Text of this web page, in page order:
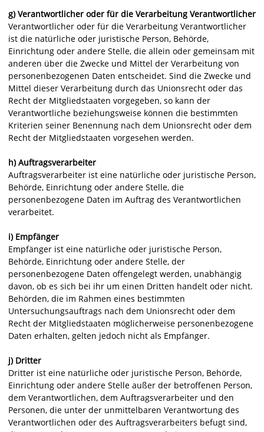
g) Verantwortlicher oder für die Verarbeitung Verantwortlicher
Verantwortlicher oder für die Verarbeitung Verantwortlicher
ist die natürliche oder juristische Person, Behörde,
Einrichtung oder andere Stelle, die allein oder gemeinsam mit
anderen über die Zwecke und Mittel der Verarbeitung von
personenbezogenen Daten entscheidet. Sind die Zwecke und
Mittel dieser Verarbeitung durch das Unionsrecht oder das
Recht der Mitgliedstaaten vorgegeben, so kann der
Verantwortliche beziehungsweise können die bestimmten
Kriterien seiner Benennung nach dem Unionsrecht oder dem
Recht der Mitgliedstaaten vorgesehen werden.
h) Auftragsverarbeiter
Auftragsverarbeiter ist eine natürliche oder juristische Person,
Behörde, Einrichtung oder andere Stelle, die
personenbezogene Daten im Auftrag des Verantwortlichen
verarbeitet.
i) Empfänger
Empfänger ist eine natürliche oder juristische Person,
Behörde, Einrichtung oder andere Stelle, der
personenbezogene Daten offengelegt werden, unabhängig
davon, ob es sich bei ihr um einen Dritten handelt oder nicht.
Behörden, die im Rahmen eines bestimmten
Untersuchungsauftrags nach dem Unionsrecht oder dem
Recht der Mitgliedstaaten möglicherweise personenbezogene
Daten erhalten, gelten jedoch nicht als Empfänger.
j) Dritter
Dritter ist eine natürliche oder juristische Person, Behörde,
Einrichtung oder andere Stelle außer der betroffenen Person,
dem Verantwortlichen, dem Auftragsverarbeiter und den
Personen, die unter der unmittelbaren Verantwortung des
Verantwortlichen oder des Auftragsverarbeiters befugt sind,